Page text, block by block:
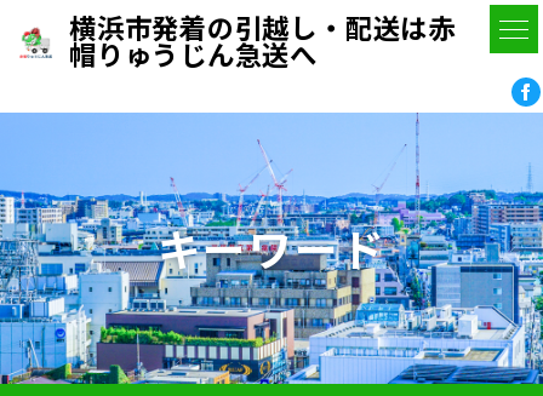
横浜市発着の引越し・配送は赤
帽りゅうじん急送へ
キーワード